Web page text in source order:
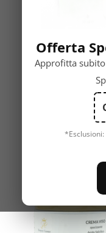
Offerta
Approfitta